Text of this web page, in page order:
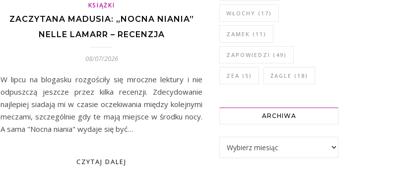
KSIĄŻKI
ZACZYTANA MADUSIA: „NOCNA NIANIA”
NELLE LAMARR – RECENZJA
08/07/2026
W lipcu na blogasku rozgościły się mroczne lektury i nie
odpuszczą jeszcze przez kilka recenzji. Zdecydowanie
najlepiej siadają mi w czasie oczekiwania między kolejnymi
meczami, szczególnie gdy te mają miejsce w środku nocy.
A sama "Nocna niania" wydaje się być…
CZYTAJ DALEJ
WŁOCHY (17)
ZAMEK (11)
ZAPOWIEDZI (49)
ZEA (5) ŻAGLE (18)
ARCHIWA
Archiwa